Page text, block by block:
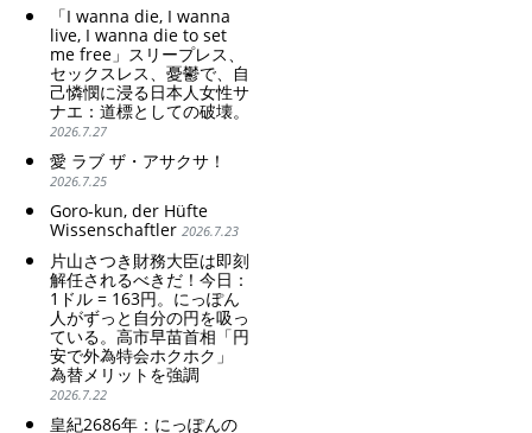
Special Account happy" -
Emphasising the benefits
of the exchange rate
conservative Japanese
patriarchy. Strengthening
of the family registration
system. Reinforcement of
discriminatory bloodline
ideology.
「I wanna die, I wanna
live, I wanna die to set
me free」スリープレス、
セックスレス、憂鬱で、自
己憐憫に浸る日本人女性サ
ナエ：道標としての破壊。
2026.7.27
愛 ラブ ザ・アサクサ！
2026.7.25
Goro-kun, der Hüfte
Wissenschaftler 2026.7.23
片山さつき財務大臣は即刻
解任されるべきだ！今日：
1ドル = 163円。にっぽん
人がずっと自分の円を吸っ
ている。高市早苗首相「円
安で外為特会ホクホク」
為替メリットを強調
2026.7.22
皇紀2686年：にっぽんの